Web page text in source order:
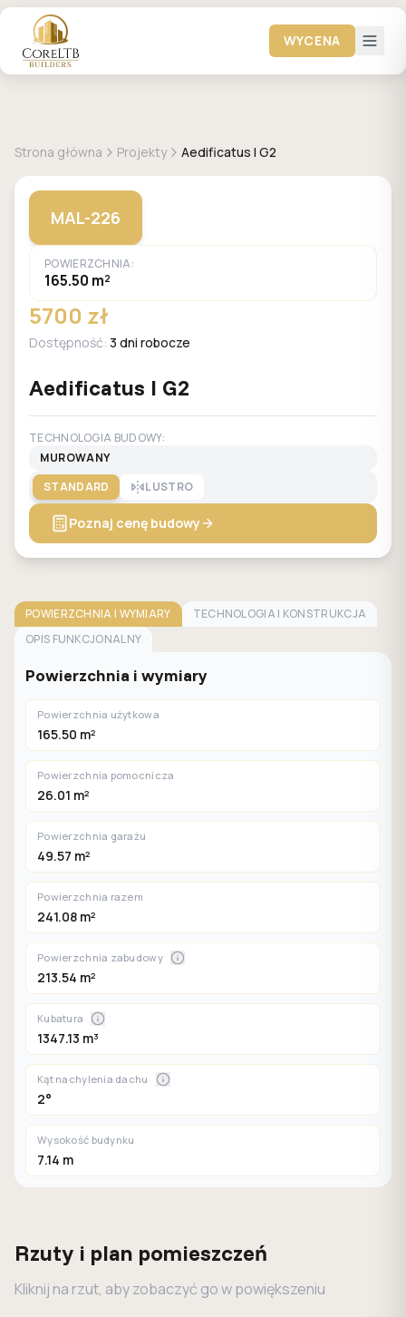
WYCENA
Strona główna Projekty Aedificatus I G2
MAL-226
POWIERZCHNIA:
165.50 m²
5700 zł
Dostępność: 3 dni robocze
Aedificatus I G2
TECHNOLOGIA BUDOWY:
MUROWANY
STANDARD
LUSTRO
Poznaj cenę budowy
POWIERZCHNIA I WYMIARY
TECHNOLOGIA I KONSTRUKCJA
OPIS FUNKCJONALNY
Powierzchnia i wymiary
Powierzchnia użytkowa
165.50 m²
Powierzchnia pomocnicza
26.01 m²
Powierzchnia garażu
49.57 m²
Powierzchnia razem
241.08 m²
Powierzchnia zabudowy
213.54 m²
Kubatura
1347.13 m³
Kąt nachylenia dachu
2°
Wysokość budynku
7.14 m
Rzuty i plan pomieszczeń
Kliknij na rzut, aby zobaczyć go w powiększeniu